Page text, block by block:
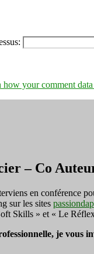
how your comment data
– Co
en conférence
sur les sites
Skills » et « Le
je vous